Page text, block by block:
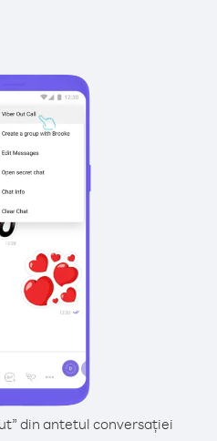
din antetul conversației